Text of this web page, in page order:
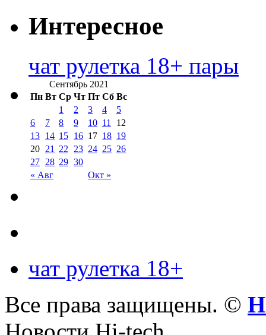
Интересное
чат рулетка 18+ пары
Сентябрь 2021
Пн Вт Ср Чт Пт Сб Вс
« Авг Окт »
1 2 3 4
5
6
7 8 9 10 11
12
13 14 15 16 17 18 19
20 21 22 23 24 25 26
27 28 29 30
чат рулетка 18+
Все права защищены. ©